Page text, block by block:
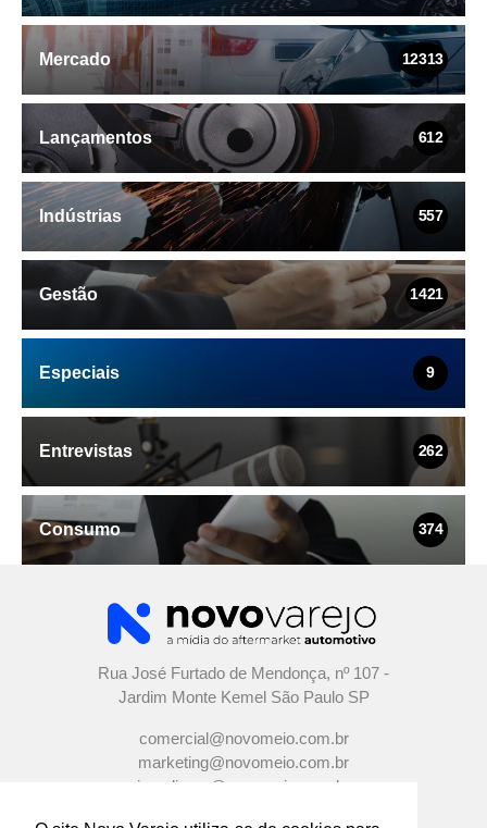
Mercado 12313
Lançamentos 612
Indústrias 557
Gestão 1421
Especiais 9
Entrevistas 262
Consumo 374
Rua José Furtado de Mendonça, nº 107 -
Jardim Monte Kemel São Paulo SP
comercial@novomeio.com.br
marketing@novomeio.com.br
jornalismo@novomeio.com.br